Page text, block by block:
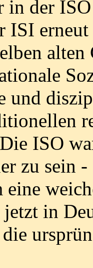
in der
ISI
und
ISO
zu sein
eine
jetzt in